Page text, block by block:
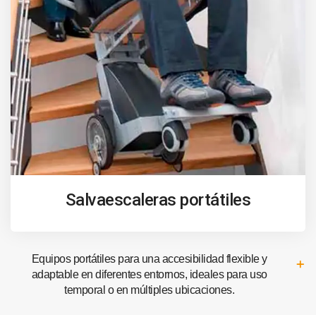
Salvaescaleras portátiles
Equipos portátiles para una accesibilidad flexible y
adaptable en diferentes entornos, ideales para uso
temporal o en múltiples ubicaciones.